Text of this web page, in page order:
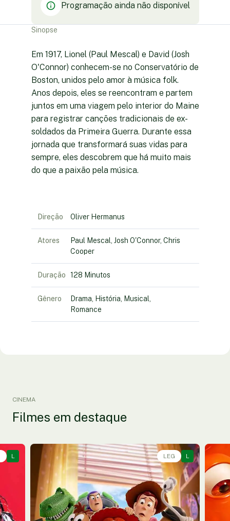
Programação ainda não disponível
Sinopse
Em 1917, Lionel (Paul Mescal) e David (Josh
O'Connor) conhecem-se no Conservatório de
Boston, unidos pelo amor à música folk.
Anos depois, eles se reencontram e partem
juntos em uma viagem pelo interior do Maine
para registrar canções tradicionais de ex-
soldados da Primeira Guerra. Durante essa
jornada que transformará suas vidas para
sempre, eles descobrem que há muito mais
do que a paixão pela música.
Direção Oliver Hermanus
Atores
Paul Mescal, Josh O'Connor, Chris
Cooper
Duração 128 Minutos
Gênero
Drama, História, Musical,
Romance
CINEMA
Filmes em destaque
L LEG L
Animação, Aventura, Comédia • • 1h40